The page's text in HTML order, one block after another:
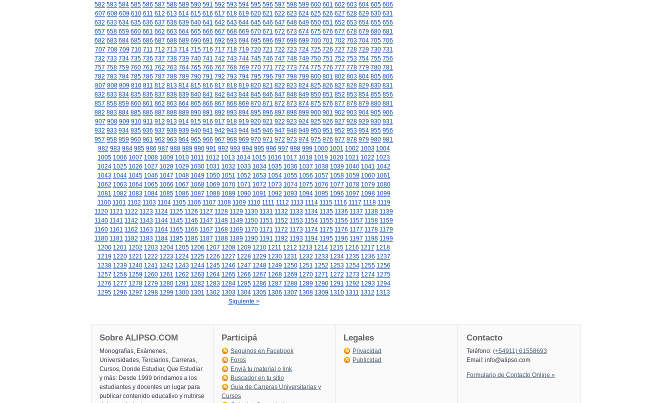
582 583 584 585 586 587 588 589 590 591 592 593 594 595 596 597 598 599 600 601 602 603 604 605 606
607 608 609 610 611 612 613 614 615 616 617 618 619 620 621 622 623 624 625 626 627 628 629 630 631
632 633 634 635 636 637 638 639 640 641 642 643 644 645 646 647 648 649 650 651 652 653 654 655 656
657 658 659 660 661 662 663 664 665 666 667 668 669 670 671 672 673 674 675 676 677 678 679 680 681
682 683 684 685 686 687 688 689 690 691 692 693 694 695 696 697 698 699 700 701 702 703 704 705 706
707 708 709 710 711 712 713 714 715 716 717 718 719 720 721 722 723 724 725 726 727 728 729 730 731
732 733 734 735 736 737 738 739 740 741 742 743 744 745 746 747 748 749 750 751 752 753 754 755 756
757 758 759 760 761 762 763 764 765 766 767 768 769 770 771 772 773 774 775 776 777 778 779 780 781
782 783 784 785 786 787 788 789 790 791 792 793 794 795 796 797 798 799 800 801 802 803 804 805 806
807 808 809 810 811 812 813 814 815 816 817 818 819 820 821 822 823 824 825 826 827 828 829 830 831
832 833 834 835 836 837 838 839 840 841 842 843 844 845 846 847 848 849 850 851 852 853 854 855 856
857 858 859 860 861 862 863 864 865 866 867 868 869 870 871 872 873 874 875 876 877 878 879 880 881
882 883 884 885 886 887 888 889 890 891 892 893 894 895 896 897 898 899 900 901 902 903 904 905 906
907 908 909 910 911 912 913 914 915 916 917 918 919 920 921 922 923 924 925 926 927 928 929 930 931
932 933 934 935 936 937 938 939 940 941 942 943 944 945 946 947 948 949 950 951 952 953 954 955 956
957 958 959 960 961 962 963 964 965 966 967 968 969 970 971 972 973 974 975 976 977 978 979 980 981
982 983 984 985 986 987 988 989 990 991 992 993 994 995 996 997 998 999 1000 1001 1002 1003 1004
1005 1006 1007 1008 1009 1010 1011 1012 1013 1014 1015 1016 1017 1018 1019 1020 1021 1022 1023
1024 1025 1026 1027 1028 1029 1030 1031 1032 1033 1034 1035 1036 1037 1038 1039 1040 1041 1042
1043 1044 1045 1046 1047 1048 1049 1050 1051 1052 1053 1054 1055 1056 1057 1058 1059 1060 1061
1062 1063 1064 1065 1066 1067 1068 1069 1070 1071 1072 1073 1074 1075 1076 1077 1078 1079 1080
1081 1082 1083 1084 1085 1086 1087 1088 1089 1090 1091 1092 1093 1094 1095 1096 1097 1098 1099
1100 1101 1102 1103 1104 1105 1106 1107 1108 1109 1110 1111 1112 1113 1114 1115 1116 1117 1118 1119
1120 1121 1122 1123 1124 1125 1126 1127 1128 1129 1130 1131 1132 1133 1134 1135 1136 1137 1138 1139
1140 1141 1142 1143 1144 1145 1146 1147 1148 1149 1150 1151 1152 1153 1154 1155 1156 1157 1158 1159
1160 1161 1162 1163 1164 1165 1166 1167 1168 1169 1170 1171 1172 1173 1174 1175 1176 1177 1178 1179
1180 1181 1182 1183 1184 1185 1186 1187 1188 1189 1190 1191 1192 1193 1194 1195 1196 1197 1198 1199
1200 1201 1202 1203 1204 1205 1206 1207 1208 1209 1210 1211 1212 1213 1214 1215 1216 1217 1218
1219 1220 1221 1222 1223 1224 1225 1226 1227 1228 1229 1230 1231 1232 1233 1234 1235 1236 1237
1238 1239 1240 1241 1242 1243 1244 1245 1246 1247 1248 1249 1250 1251 1252 1253 1254 1255 1256
1257 1258 1259 1260 1261 1262 1263 1264 1265 1266 1267 1268 1269 1270 1271 1272 1273 1274 1275
1276 1277 1278 1279 1280 1281 1282 1283 1284 1285 1286 1287 1288 1289 1290 1291 1292 1293 1294
1295 1296 1297 1298 1299 1300 1301 1302 1303 1304 1305 1306 1307 1308 1309 1310 1311 1312 1313
Siguiente >
Sobre ALIPSO.COM
Monografias, Exámenes,
Universidades, Terciarios, Carreras,
Cursos, Donde Estudiar, Que Estudiar
y más: Desde 1999 brindamos a los
estudiantes y docentes un lugar para
publicar contenido educativo y nutrirse
Participá
Seguinos en Facebook
Foros
Enviá tu material o link
Buscador en tu sitio
Guia de Carreras Universitarias y
Cursos
Legales
Privacidad
Publicidad
Contacto
Teléfono: (+54911) 61558693
Email: info@alipso.com
Formulario de Contacto Online »